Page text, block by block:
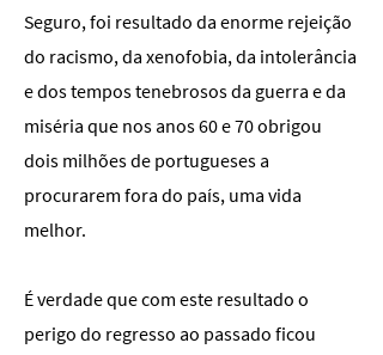
Seguro, foi resultado da enorme rejeição
do racismo, da xenofobia, da intolerância
e dos tempos tenebrosos da guerra e da
miséria que nos anos 60 e 70 obrigou
dois milhões de portugueses a
procurarem fora do país, uma vida
melhor.
É verdade que com este resultado o
perigo do regresso ao passado ficou